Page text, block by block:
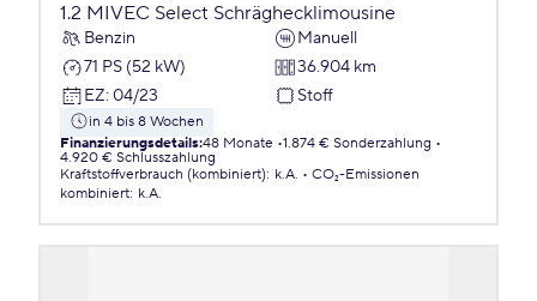
1.2 MIVEC Select Schräghecklimousine
Benzin
Manuell
71 PS (52 kW)
36.904 km
EZ: 04/23 Stoff
in 4 bis 8 Wochen
Finanzierungsdetails:48 Monate 1.874 € Sonderzahlung
4.920 € Schlusszahlung
Kraftstoffverbrauch (kombiniert): k.A.
CO₂-Emissionen
kombiniert: k.A.